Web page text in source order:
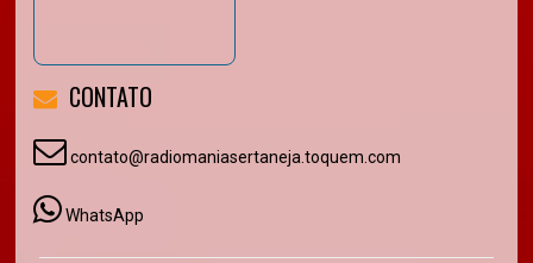
CONTATO
contato@radiomaniasertaneja.toquem.com
WhatsApp